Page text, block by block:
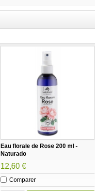
Eau florale de Rose 200 ml -
Naturado
12,60 €
Comparer